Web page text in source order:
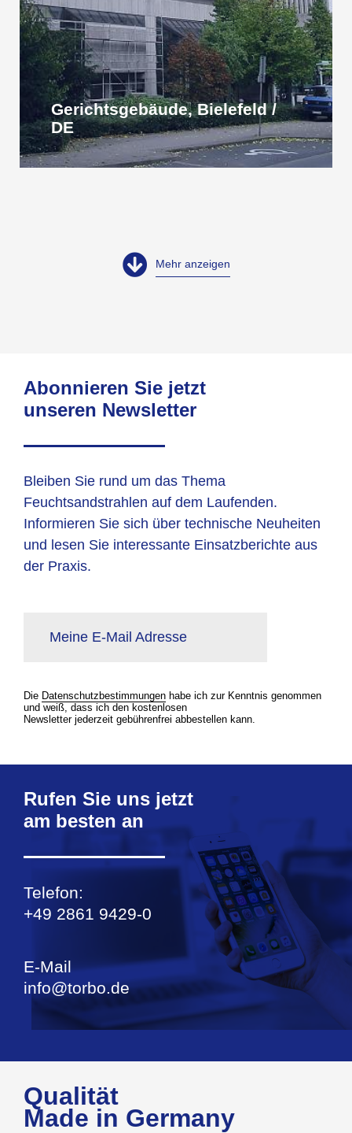
Gerichtsgebäude, Bielefeld /
DE
Mehr anzeigen
Abonnieren Sie jetzt
unseren Newsletter
Bleiben Sie rund um das Thema
Feuchtsandstrahlen auf dem Laufenden.
Informieren Sie sich über technische Neuheiten
und lesen Sie interessante Einsatzberichte aus
der Praxis.
Meine E-Mail Adresse
Die Datenschutzbestimmungen habe ich zur Kenntnis genommen
und weiß, dass ich den kostenlosen
Newsletter jederzeit gebührenfrei abbestellen kann.
Rufen Sie uns jetzt
am besten an
Telefon:
+49 2861 9429-0
E-Mail
info@torbo.de
Qualität
Made in Germany